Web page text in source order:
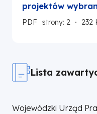
projektów
PDF strony: 2 232
Lista
Wojewódzki Urząd